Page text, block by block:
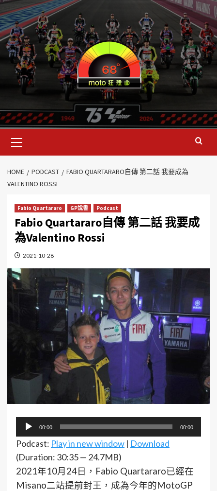
HOME PODCAST
FABIO QUARTARARO自傳 第二話 我要成為
VALENTINO ROSSI
Fabio Quartararo GP說書 Podcast
Fabio Quartararo自傳 第二話 我要成
為Valentino Rossi
2021-10-28
訊
播
放
器
00:00 00:00
Podcast: Play in new window | Download
(Duration: 30:35 — 24.7MB)
2021年10月24日，Fabio Quartararo已經在
Misano二站提前封王，成為今年的MotoGP